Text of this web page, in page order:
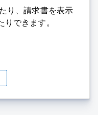
り、請求書を表示
りできます。